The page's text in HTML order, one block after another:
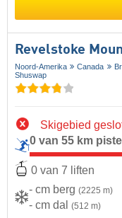
Revelstoke
Noord-Amerika Canada
Shuswap
Skigebied
0 van 55 km piste
0 van 7 liften
- cm berg (2225 m)
- cm dal (512 m)